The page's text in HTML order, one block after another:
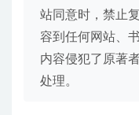
站同意时，禁止
容到任何网站、
内容侵犯了原著
处理。